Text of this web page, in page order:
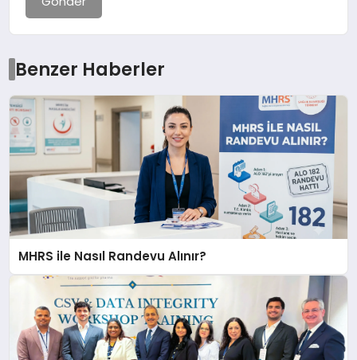
Benzer Haberler
MHRS ile Nasıl Randevu Alınır?